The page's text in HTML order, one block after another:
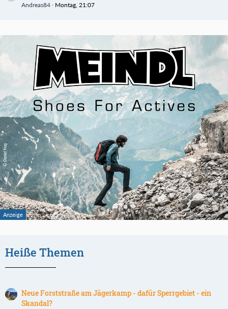
Andreas84 Montag, 21:07
Heiße Themen
Neue Forststraße am Jägerkamp - dafür Sperrgebiet - ein
Skandal?